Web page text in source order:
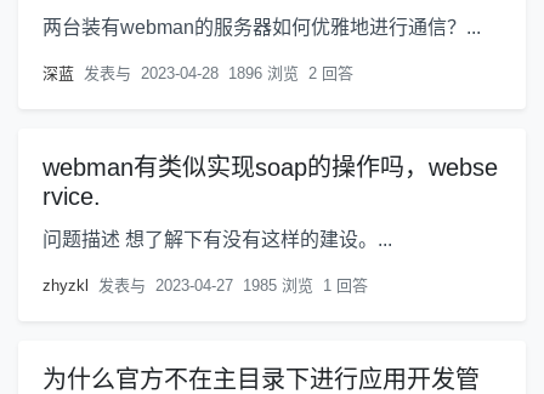
两台装有webman的服务器如何优雅地进行通信？...
深蓝 发表与 2023-04-28 1896 浏览 2 回答
webman有类似实现soap的操作吗，webse
rvice.
问题描述 想了解下有没有这样的建设。...
zhyzkl 发表与 2023-04-27 1985 浏览 1 回答
为什么官方不在主目录下进行应用开发管